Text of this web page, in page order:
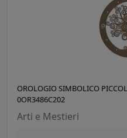
OROLOGIO SIMBOLICO
0OR3486C202
Arti e Mestieri